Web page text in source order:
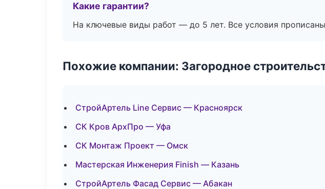
Какие гарантии?
На ключевые виды работ — до 5 лет. Все условия
Похожие компании: Загородное
СтройАртель Line Сервис — Красноярск
СК Кров АрхПро — Уфа
СК Монтаж Проект — Омск
Мастерская Инженерия Finish — Казань
СтройАртель Фасад Сервис — Абакан